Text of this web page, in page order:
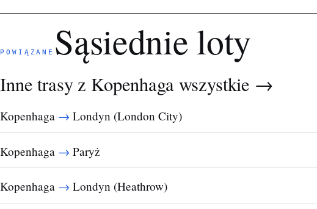
POWIĄZANE Sąsiednie loty
Inne trasy z Kopenhagawszystkie →
Kopenhaga → Londyn (London City)
Kopenhaga → Paryż
Kopenhaga → Londyn (Heathrow)